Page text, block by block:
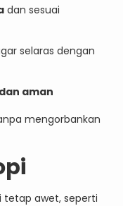
dan sesuai
selaras dengan
aman
mengorbankan
tetap awet, seperti